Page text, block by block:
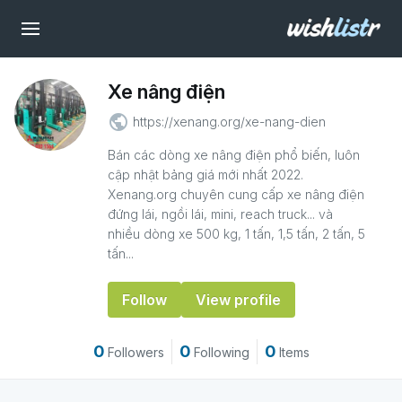
Xe nâng điện
public https://xenang.org/xe-nang-dien
Bán các dòng xe nâng điện phổ biến, luôn
cập nhật bảng giá mới nhất 2022.
Xenang.org chuyên cung cấp xe nâng điện
đứng lái, ngồi lái, mini, reach truck... và
nhiều dòng xe 500 kg, 1 tấn, 1,5 tấn, 2 tấn, 5
tấn...
Follow View profile
0 Followers 0 Following 0 Items